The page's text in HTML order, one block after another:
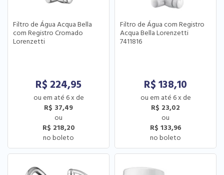
Filtro de Água Acqua Bella
com Registro Cromado
Lorenzetti
R$ 224,95
6x de
R$ 37,49
R$ 218,20
Filtro de Água com Registro
Acqua Bella Lorenzetti
7411816
R$ 138,10
6x de
R$ 23,02
R$ 133,96